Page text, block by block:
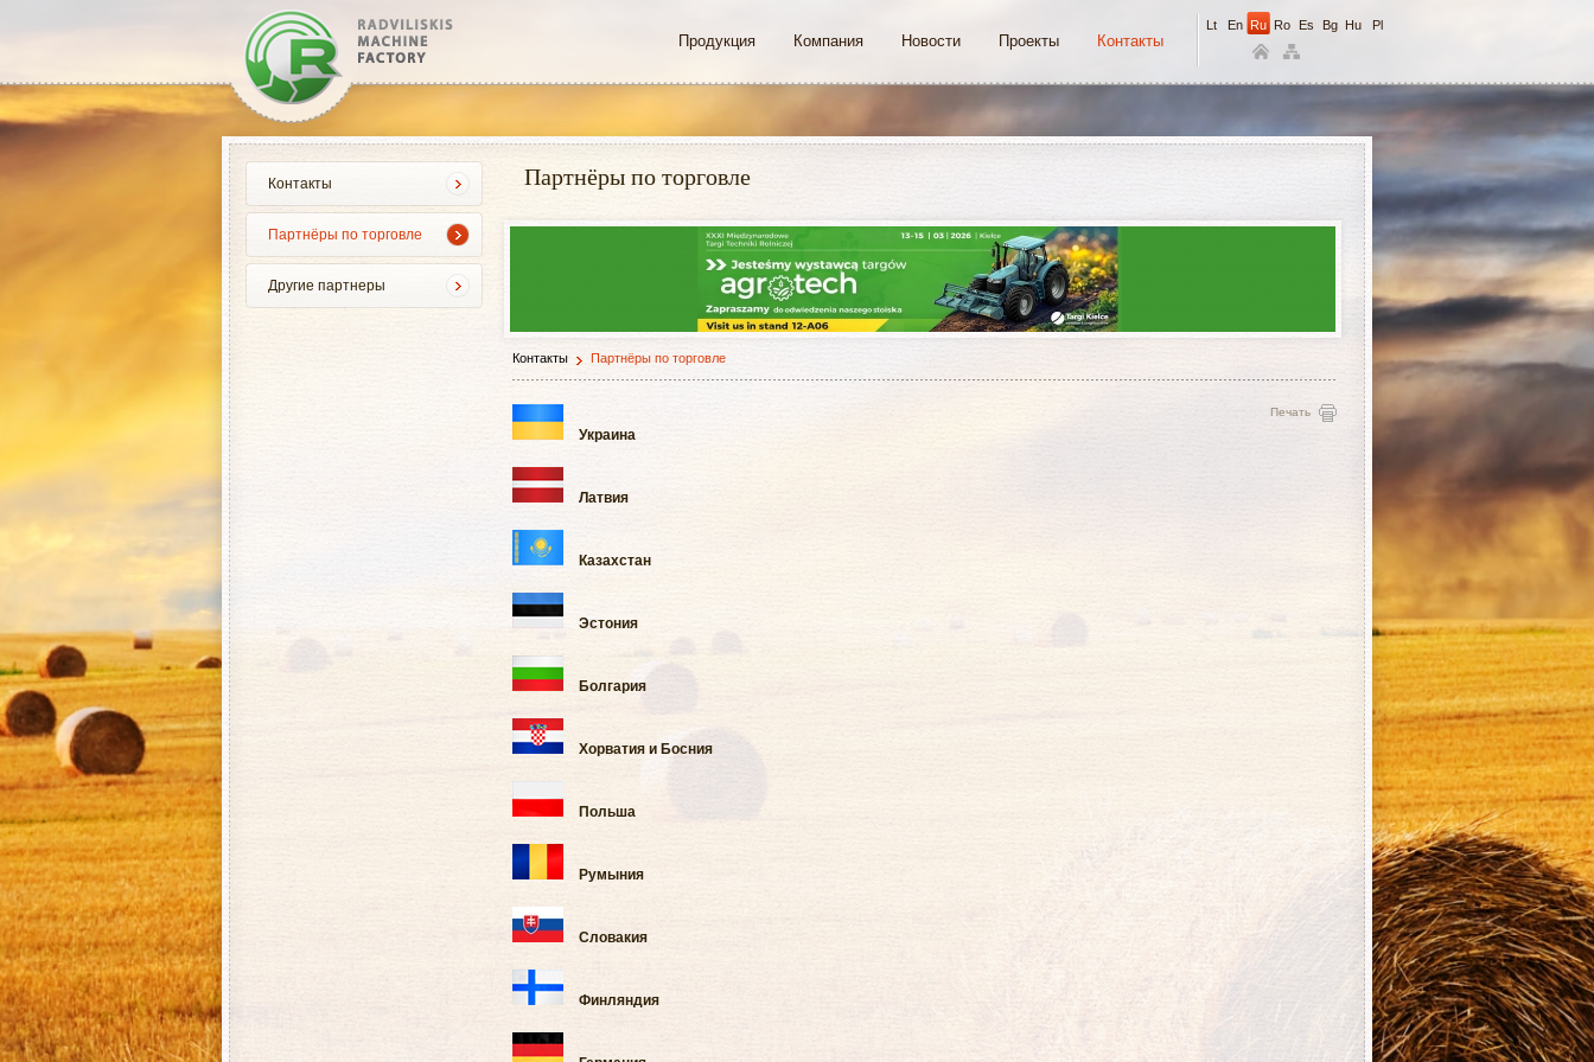
Продукция Компания Новости Проекты Контакты
Lt En Ru Ro Es Bg Hu Pl
Контакты
Партнёры по торговле
Другие партнеры
Партнёры по торговле
Контакты Партнёры по торговле
Печать
Украина
Латвия
Казахстан
Эстония
Болгария
Хорватия и Босния
Польша
Румыния
Словакия
Финляндия